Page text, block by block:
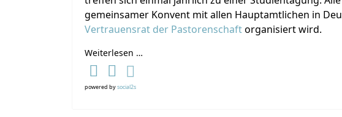
gemeinsamer Konvent mit allen Hauptamtlichen in
Vertrauensrat der Pastorenschaftorganisiert wird.
Weiterlesen …
powered bysocial2s